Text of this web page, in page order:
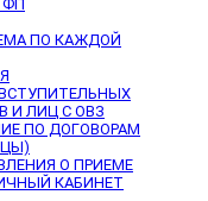
ФП
ПО КАЖДОЙ
И ЛИЦ С ОВЗ
ПО ДОГОВОРАМ
О ПРИЕМЕ
КАБИНЕТ